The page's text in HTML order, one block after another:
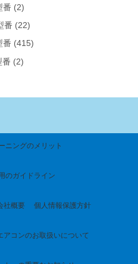
番 (2)
番 (22)
番 (415)
番 (2)
ニングのメリット
のガイドライン
社概要 個人情報保護方針
アコンのお取扱いについて